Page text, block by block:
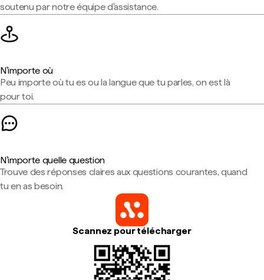
soutenu par notre équipe d'assistance.
N'importe où
Peu importe où tu es ou la langue que tu parles, on est là
pour toi.
N'importe quelle question
Trouve des réponses claires aux questions courantes, quand
tu en as besoin.
Scannez pour télécharger